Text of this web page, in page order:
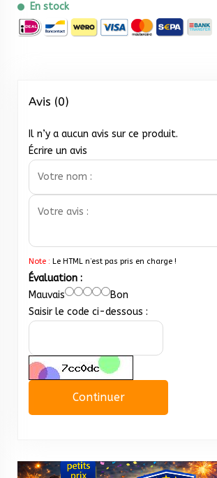
En stock
Avis (0)
Il n’y a aucun avis sur ce produit.
Écrire un avis
Note : Le HTML n’est pas pris en charge !
Évaluation :
Mauvais
Bon
Saisir le code ci-dessous :
Continuer